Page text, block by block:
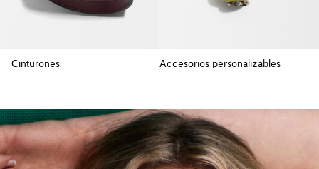
Cinturones Accesorios personalizables